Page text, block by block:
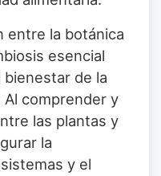
entre la botánica
esencial
bienestar de la
Al comprender y
las plantas y
la
y el